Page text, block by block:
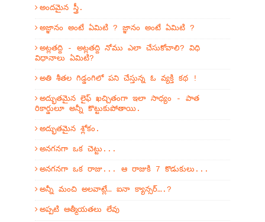
అందమైన స్త్రీ.
అజ్ఞానం అంటే ఏమిటి ? జ్ఞానం అంటే ఏమిటి ?
అట్లతద్ది - అట్లతద్ది నోము ఎలా చేసుకోవాలి? విధి
విధానాలు ఏమిటి?
అతి శీతల గిడ్డంగిలో పని చేస్తున్న ఓ వ్యక్తి కథ !
అద్భుతమైన లైఫ్ ఖచ్చితంగా ఇలా సాధ్యం - పాత
రికార్డులూ అన్నీ కొట్టుకుపోతాయి.
అద్భుతమైన శ్లోకం.
అనగనగా ఒక చెట్టు...
అనగనగా ఒక రాజు... ఆ రాజుకి 7 కొడుకులు...
అన్నీ మంచి అలవాట్లే… ఐనా క్యాన్సర్….?
అప్పటి ఆత్మీయతలు లేవు